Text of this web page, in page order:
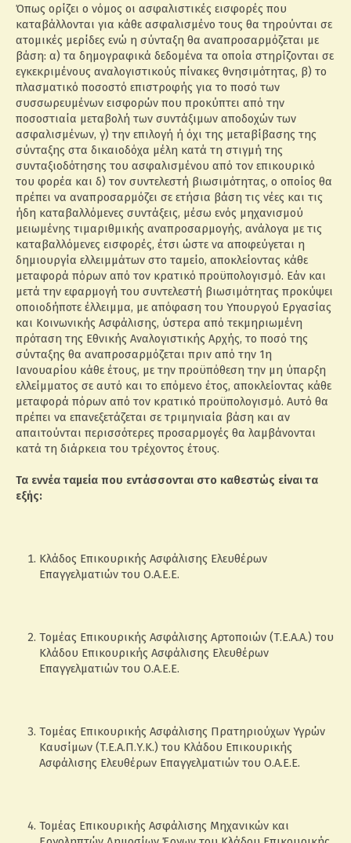
Όπως ορίζει ο νόμος οι ασφαλιστικές εισφορές που
καταβάλλονται για κάθε ασφαλισμένο τους θα τηρούνται σε
ατομικές μερίδες ενώ η σύνταξη θα αναπροσαρμόζεται με
βάση: α) τα δημογραφικά δεδομένα τα οποία στηρίζονται σε
εγκεκριμένους αναλογιστικούς πίνακες θνησιμότητας, β) το
πλασματικό ποσοστό επιστροφής για το ποσό των
συσσωρευμένων εισφορών που προκύπτει από την
ποσοστιαία μεταβολή των συντάξιμων αποδοχών των
ασφαλισμένων, γ) την επιλογή ή όχι της μεταβίβασης της
σύνταξης στα δικαιοδόχα μέλη κατά τη στιγμή της
συνταξιοδότησης του ασφαλισμένου από τον επικουρικό
του φορέα και δ) τον συντελεστή βιωσιμότητας, ο οποίος θα
πρέπει να αναπροσαρμόζει σε ετήσια βάση τις νέες και τις
ήδη καταβαλλόμενες συντάξεις, μέσω ενός μηχανισμού
μειωμένης τιμαριθμικής αναπροσαρμογής, ανάλογα με τις
καταβαλλόμενες εισφορές, έτσι ώστε να αποφεύγεται η
δημιουργία ελλειμμάτων στο ταμείο, αποκλείοντας κάθε
μεταφορά πόρων από τον κρατικό προϋπολογισμό. Εάν και
μετά την εφαρμογή του συντελεστή βιωσιμότητας προκύψει
οποιοδήποτε έλλειμμα, με απόφαση του Υπουργού Εργασίας
και Κοινωνικής Ασφάλισης, ύστερα από τεκμηριωμένη
πρόταση της Εθνικής Αναλογιστικής Αρχής, το ποσό της
σύνταξης θα αναπροσαρμόζεται πριν από την 1η
Ιανουαρίου κάθε έτους, με την προϋπόθεση την μη ύπαρξη
ελλείμματος σε αυτό και το επόμενο έτος, αποκλείοντας κάθε
μεταφορά πόρων από τον κρατικό προϋπολογισμό. Αυτό θα
πρέπει να επανεξετάζεται σε τριμηνιαία βάση και αν
απαιτούνται περισσότερες προσαρμογές θα λαμβάνονται
κατά τη διάρκεια του τρέχοντος έτους.
Τα εννέα ταμεία που εντάσσονται στο καθεστώς είναι τα
εξής:
Κλάδος Επικουρικής Ασφάλισης Ελευθέρων
Επαγγελματιών του Ο.Α.Ε.Ε.
Τoμέας Επικουρικής Ασφάλισης Αρτοποιών (Τ.Ε.Α.Α.) του
Κλάδου Επικουρικής Ασφάλισης Ελευθέρων
Επαγγελματιών του Ο.Α.Ε.Ε.
Τoμέας Επικουρικής Ασφάλισης Πρατηριούχων Υγρών
Καυσίμων (Τ.Ε.Α.Π.Υ.Κ.) του Κλάδου Επικουρικής
Ασφάλισης Ελευθέρων Επαγγελματιών του Ο.Α.Ε.Ε.
Τομέας Επικουρικής Ασφάλισης Μηχανικών και